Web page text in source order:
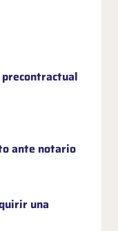
ante notario
una